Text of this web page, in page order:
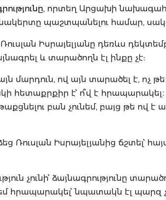
որտեղ Արցախի նախագահն
պաշտպանելու համար,
Ռուսլան Իսրայելյանը դեռևս
և տարածողն էլ ինքը չէ:
մարդուն, ով այն տարածել է, ոչ
հետաքրքիր է՝ ո՞վ է
բան չունեմ, բայց թե ով
Ռուսլան Իսրայելյանից ճշտել՝
չունի՝ ձայնագրությունը
հրապարակել՝ նպատակն էլ